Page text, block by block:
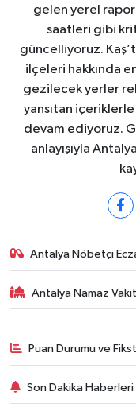
gelen yerel
saatleri gibi
güncelliyoruz.
ilçeleri hakkında
gezilecek yerler
yansıtan içeriklerle
devam ediyoruz.
anlayışıyla
Antalya Nöbetçi
Antalya Namaz
Puan Durumu ve
Son Dakika Haberleri